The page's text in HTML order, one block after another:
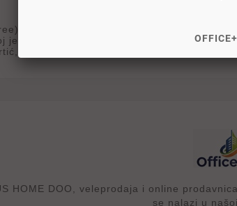
je hrapava površina, a na drugoj je glatka
grafičke poslove…
HOME DOO, veleprodaja i online
se nalazi u